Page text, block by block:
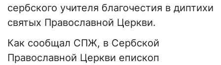
сербского учителя благочестия в диптихи
святых Православной Церкви.
Как сообщал СПЖ, в Сербской
Православной Церкви епископ